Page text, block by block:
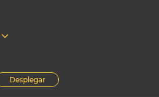
Desplegar